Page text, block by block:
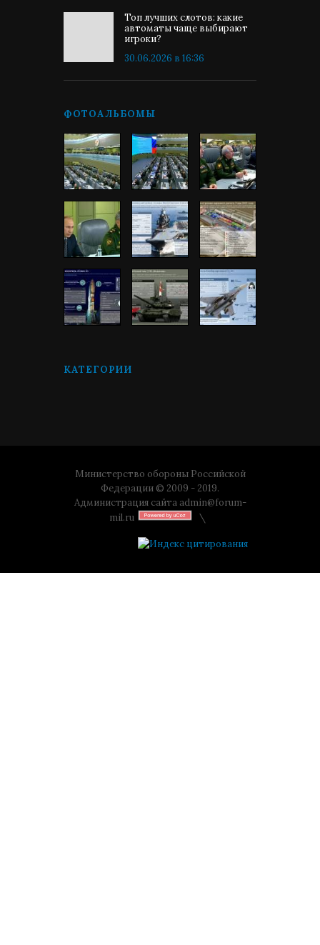
Топ лучших слотов: какие
автоматы чаще выбирают
игроки?
30.06.2026 в 16:36
ФОТОАЛЬБОМЫ
КАТЕГОРИИ
Министерство обороны Российской
Федерации © 2009 - 2019.
Администрация сайта admin@forum-
mil.ru